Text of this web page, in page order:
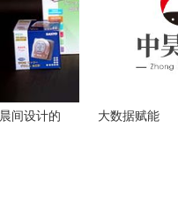
业，精筑咨
询策划服务
晨间设计的
大数据赋能